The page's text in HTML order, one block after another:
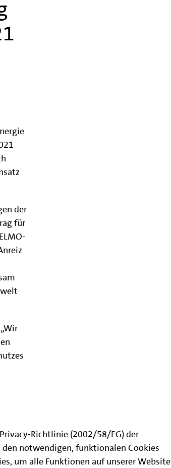
Richtlinie (2002/58/EG) der
notwendigen, funktionalen Cookies
um alle Funktionen auf unserer Website
der
für